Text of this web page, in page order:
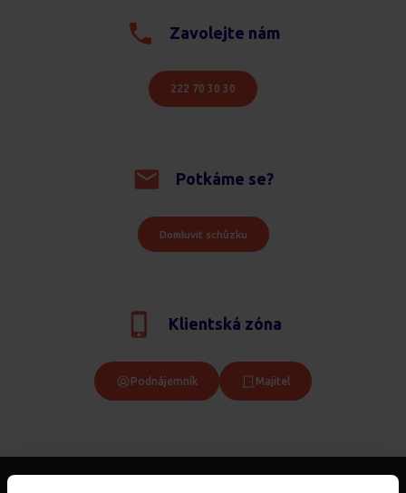
Zavolejte nám
222 70 30 30
Potkáme se?
Domluvit schůzku
Klientská zóna
Podnájemník Majitel